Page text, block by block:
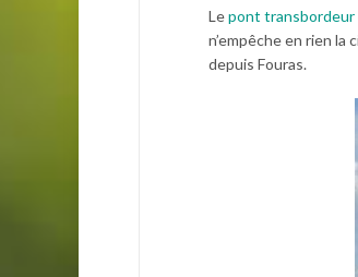
Lepont transbordeur
n’empêche en rien
depuis Fouras.